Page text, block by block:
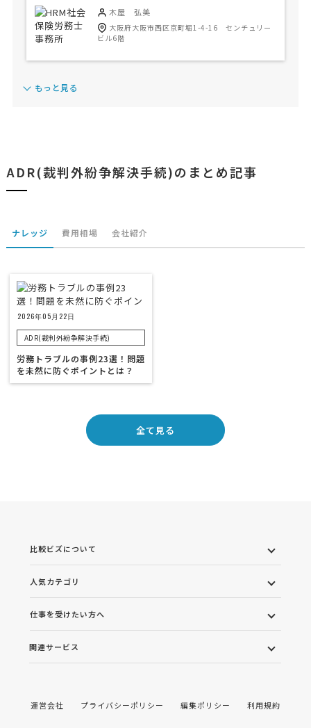
木屋 弘美
大阪府大阪市西区京町堀1-4-16 センチュリー
ビル6階
もっと見る
ADR(裁判外紛争解決手続)のまとめ記事
ナレッジ 費用相場 会社紹介
2026年05月22日
ADR(裁判外紛争解決手続)
労務トラブルの事例23選！問題
を未然に防ぐポイントとは？
全て見る
比較ビズについて
人気カテゴリ
仕事を受けたい方へ
関連サービス
運営会社 プライバシーポリシー 編集ポリシー 利用規約